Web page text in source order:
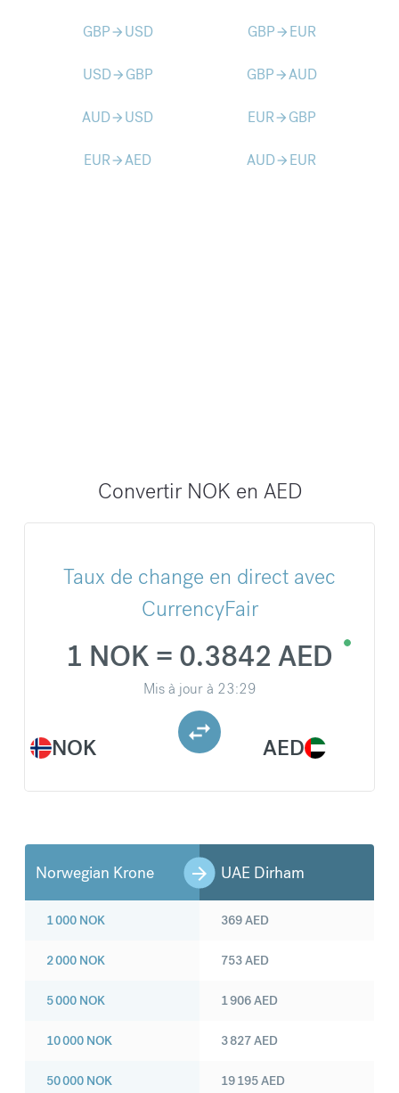
GBParrow_forward USD GBParrow_forward EUR
USDarrow_forward GBP GBParrow_forwardAUD
AUDarrow_forward USD EURarrow_forward GBP
EURarrow_forwardAED AUDarrow_forward EUR
Convertir NOK en AED
Taux de change en direct avec
CurrencyFair
NOK
1 NOK = 0.3842 AED
Mis à jour à 23:29
AED
Norwegian Krone UAE Dirham
1 000 NOK
2 000 NOK
5 000 NOK
10 000 NOK
50 000 NOK
369AED
753AED
1 906AED
3 827AED
19 195AED